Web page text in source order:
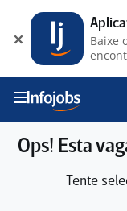
Ops! Esta
Tente
Baixe